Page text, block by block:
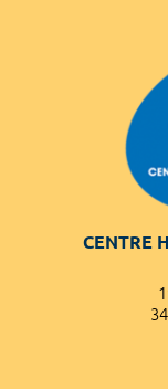
CENTRE